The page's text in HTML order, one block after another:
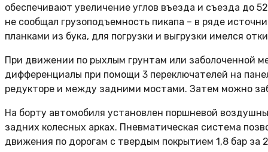
обеспечивают увеличение углов въезда и съезда до
не сообщал грузоподъемность пикапа – в ряде
планками из бука, для погрузки и выгрузки имелся
При движении по рыхлым грунтам или заболоченной
дифференциалы при помощи 3 переключателей на
редукторе и между задними мостами. Затем можно
На борту автомобиля установлен поршневой
задних колесных арках. Пневматическая система
движения по дорогам с твердым покрытием 1,8 бар за